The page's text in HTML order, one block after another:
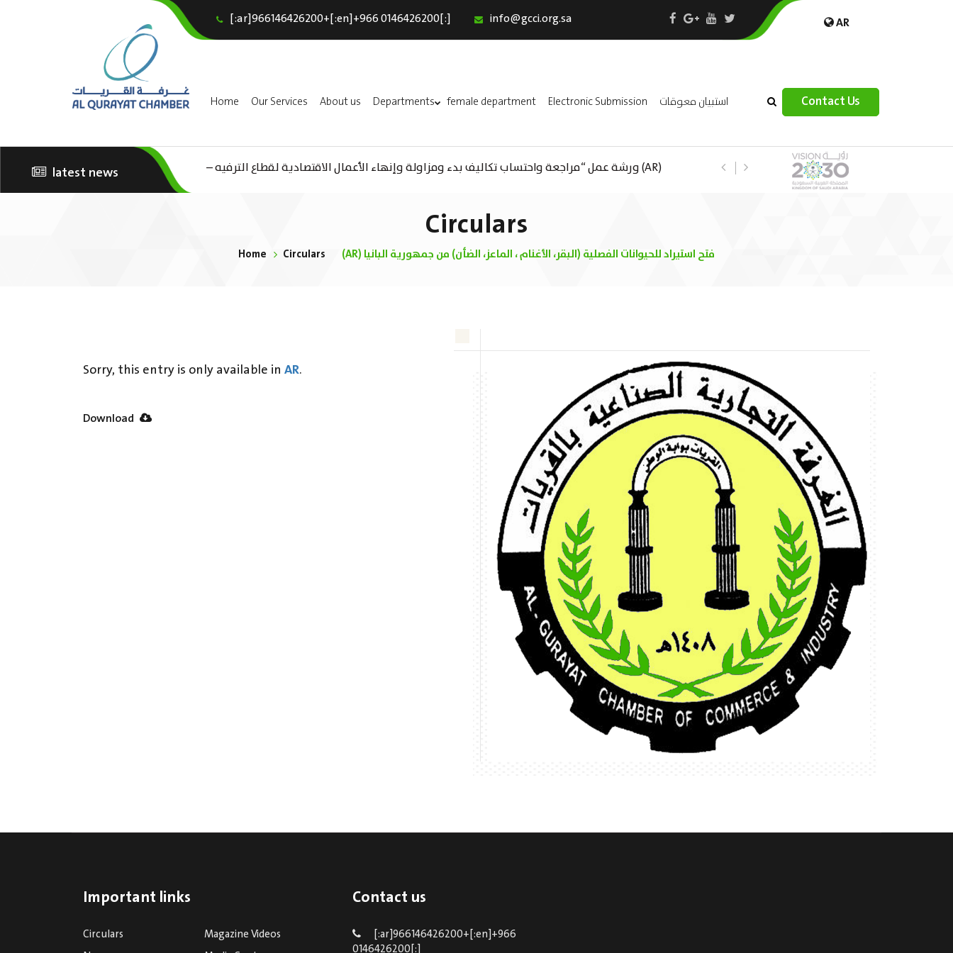
[:ar]966146426200+[:en]+966 0146426200[:] info@gcci.org.sa AR
Home Our Services About us Departments female department Electronic Submission استبيان معوقات Contact Us
Home
About us
female department
Electronic Submission
استبيان معوقات
latest news (AR) ورشة عمل “مراجعة واحتساب تكاليف بدء ومزاولة وإنهاء الأعمال الاقتصادية لقطاع الترفيه –
Circulars
Home Circulars (AR) فتح استيراد للحيوانات الفصلية (البقر، الأغنام ، الماعز، الضأن) من جمهورية البانيا
Sorry, this entry is only available in AR.
Download
Important links
Circulars
Magazine Videos
Contact us
[:ar]966146426200+[:en]+966
0146426200[:]